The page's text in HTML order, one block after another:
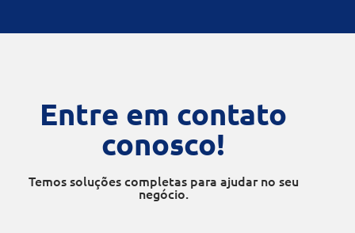
Entre em contato
conosco!
Temos soluções completas para ajudar no seu
negócio.